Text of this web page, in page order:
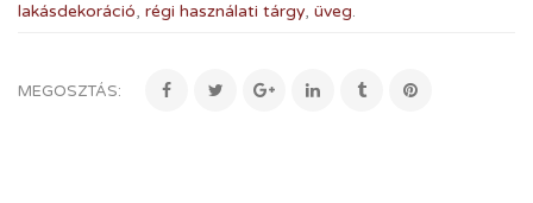
lakásdekoráció, régi használati tárgy, üveg.
MEGOSZTÁS: